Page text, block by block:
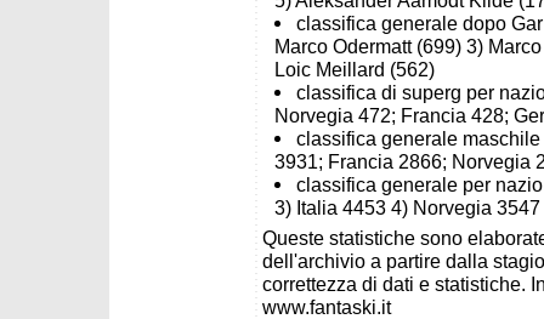
classifica generale dopo
Marco Odermatt (699) 3)
Loic Meillard (562)
classifica di superg per
Norvegia 472; Francia 428;
classifica generale
3931; Francia 2866; Norvegia
classifica generale per
3) Italia 4453 4) Norvegia
Queste statistiche sono
dell'archivio a partire dalla
correttezza di dati e statistiche.
www.fantaski.it